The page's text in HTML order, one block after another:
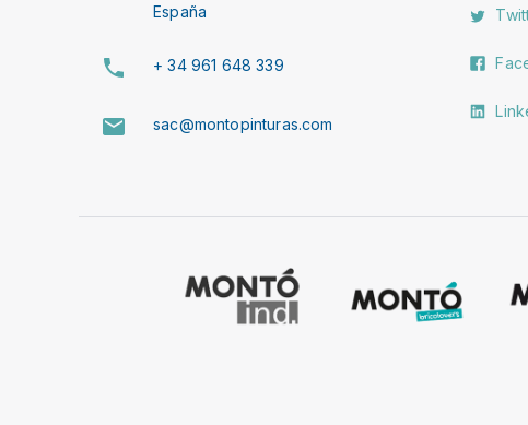
España
+ 34 961 648 339
sac@montopinturas.com